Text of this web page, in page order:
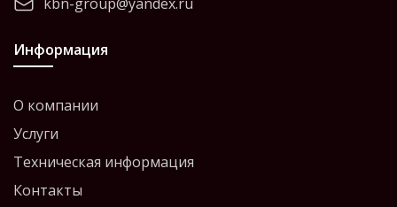
Информация
О компании
Услуги
Техническая информация
Контакты